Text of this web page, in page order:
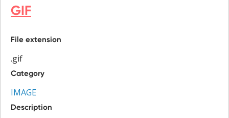
GIF
File extension
.gif
Category
IMAGE
Description